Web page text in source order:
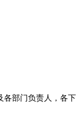
各部门负责人，各下